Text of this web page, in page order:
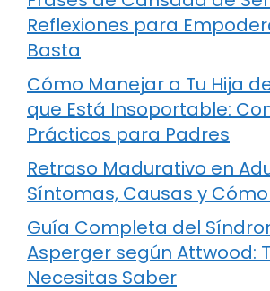
Reflexiones para
Basta
Cómo Manejar a Tu Hija
que Está Insoportable:
Prácticos para Padres
Retraso Madurativo en
Síntomas, Causas y
Guía Completa del
Asperger según Attwood:
Necesitas Saber